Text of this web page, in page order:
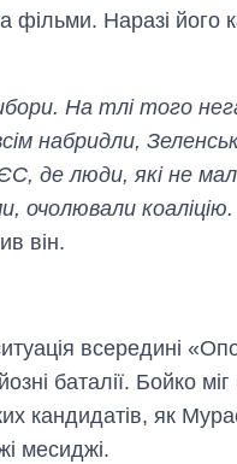
фільми. Наразі його
На тлі того
набридли,
де люди, які не
очолювали
він.
всередині
баталії. Бойко
кандидатів, як
месиджі.